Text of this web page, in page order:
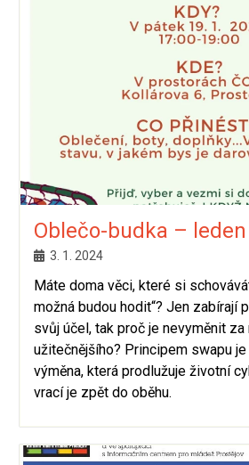
Oblečo-budka –
3. 1. 2024
Máte doma věci, které si
možná budou hodit“? Jen zabírají
svůj účel, tak proč je nevyměnit za
užitečnějšího? Principem swapu
výměna, která prodlužuje životní
vrací je zpět do oběhu.